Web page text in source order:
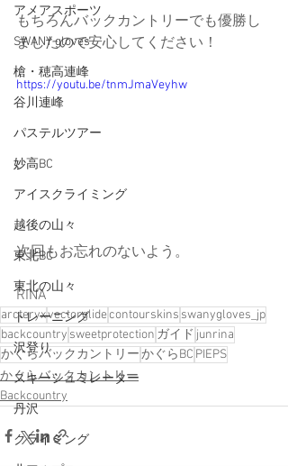
アメアスポーツ
SWANY gloves
槍・穂高連峰
谷川連峰
パステルツアー
妙高BC
アイスクライミング
越後の山々
東北BC
東北の山々
トレーニング
沢登り
スキーシュミレーター
丹沢
クライミング
もちろんバックカントリーでも優勝し
ましたので安心してください！
https://youtu.be/tnmJmaVeyhw
次回もお忘れのないよう。
RINA
arcteryxvectorglidecontourskins swanygloves_jp
backcountry sweetprotection ガイド junrina
かぐらバックカントリーかぐらBC PIEPS
かぐらバックカントリー
Backcountry